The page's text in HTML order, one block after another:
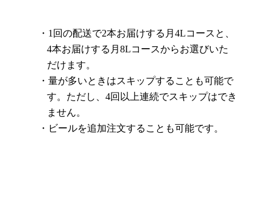
1回の配送で2本お届けする月4Lコースと、
4本お届けする月8Lコースからお選びいた
だけます。
量が多いときはスキップすることも可能で
す。ただし、4回以上連続でスキップはでき
ません。
ビールを追加注文することも可能です。